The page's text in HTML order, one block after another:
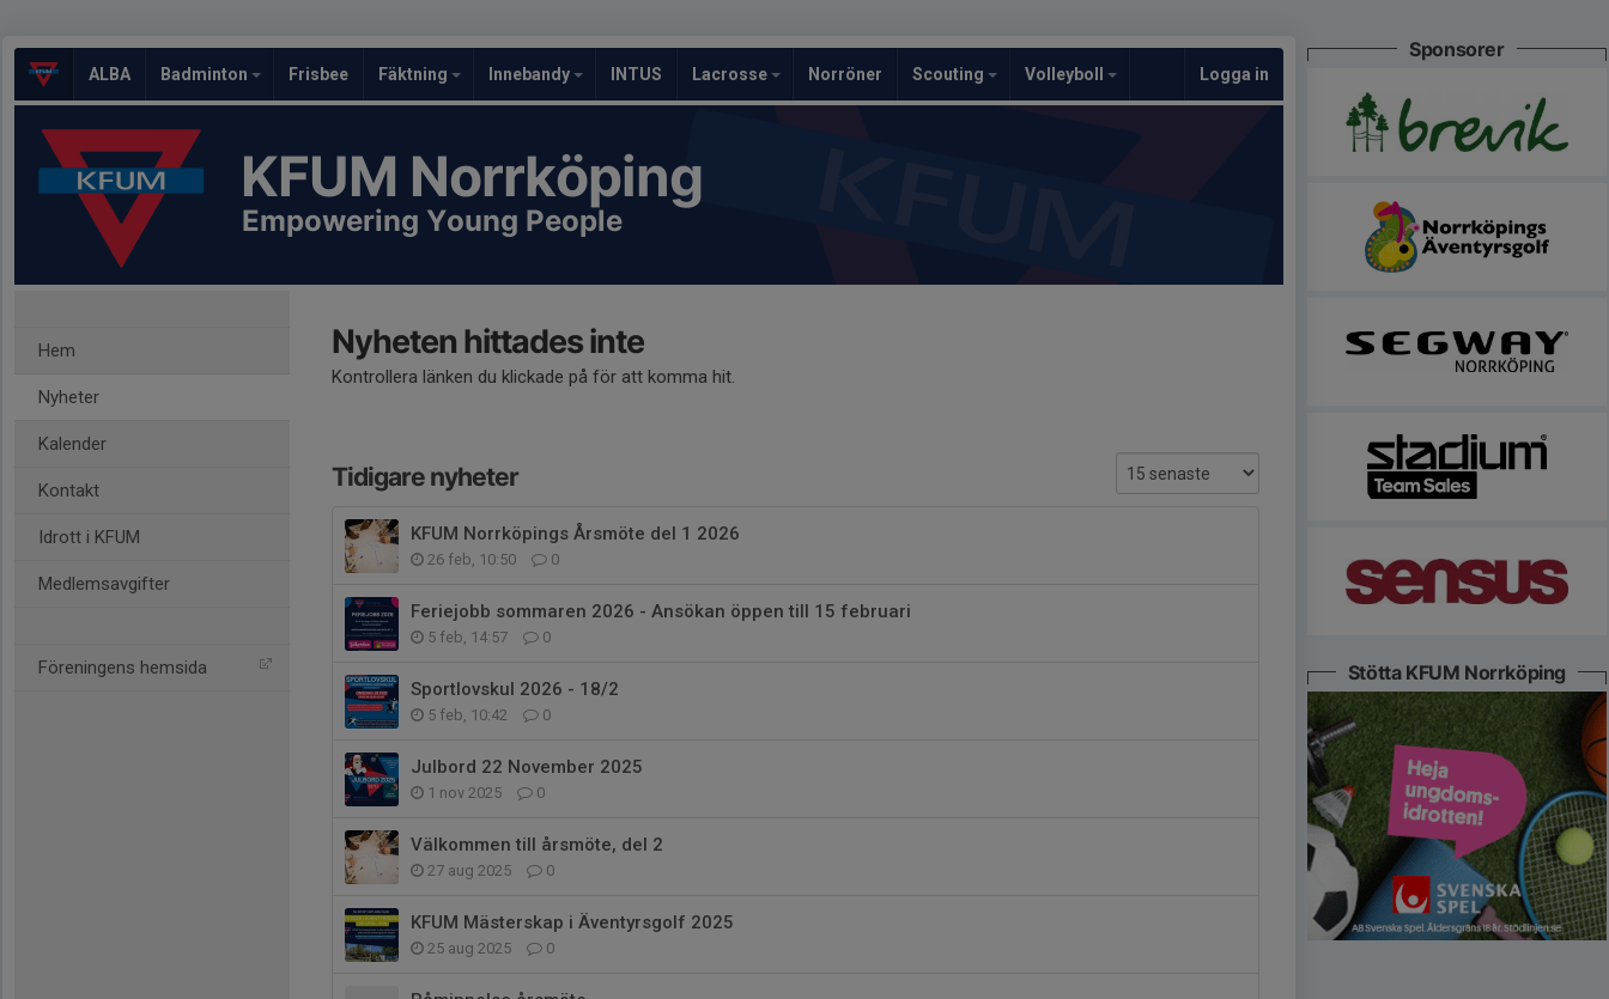
ALBA Badminton Frisbee Fäktning Innebandy INTUS Lacrosse Norröner Scouting Volleyboll Logga in
KFUM Norrköping
Empowering Young People
Hem
Nyheter
Kalender
Kontakt
Idrott i KFUM
Medlemsavgifter
Föreningens hemsida
Nyheten hittades inte
Kontrollera länken du klickade på för att komma hit.
Tidigare nyheter
KFUM Norrköpings Årsmöte del 1 2026
26 feb, 10:50 0
Feriejobb sommaren 2026 - Ansökan öppen till 15 februari
5 feb, 14:57 0
Sportlovskul 2026 - 18/2
5 feb, 10:42 0
Julbord 22 November 2025
1 nov 2025 0
Välkommen till årsmöte, del 2
27 aug 2025 0
KFUM Mästerskap i Äventyrsgolf 2025
25 aug 2025 0
Sponsorer
Stötta KFUM Norrköping